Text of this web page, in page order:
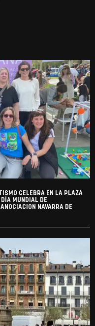
CELEBRA EN LA PLAZA
MUNDIAL DE
NAVARRA DE